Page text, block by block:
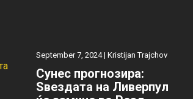
September 7, 2024 | Kristijan Trajchov
Сунес прогнозира:
Ѕвездата на Ливерпул